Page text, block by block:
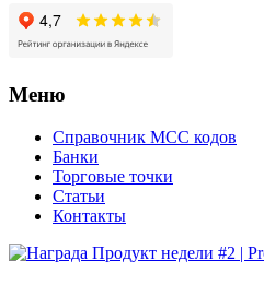
Меню
Справочник MCC кодов
Банки
Торговые точки
Статьи
Контакты